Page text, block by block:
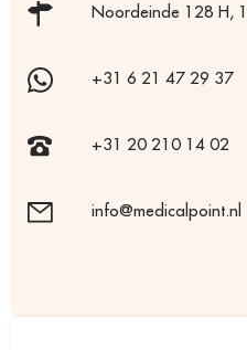
Noordeinde 128 H,
+31 6 21 47 29 37
+31 20 210 14 02
info@medicalpoint.nl